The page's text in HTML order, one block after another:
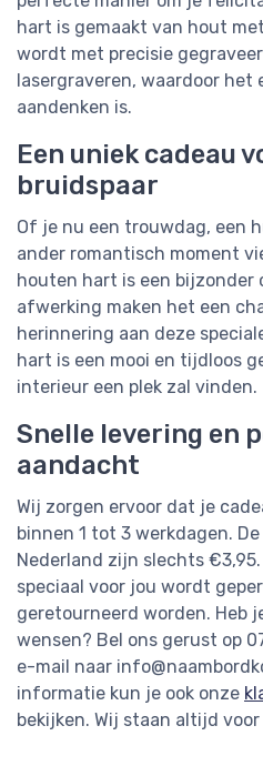
hart is gemaakt van hout
wordt met precisie
lasergraveren, waardoor het
aandenken is.
Een uniek cadeau
bruidspaar
Of je nu een trouwdag, een
ander romantisch moment
houten hart is een bijzonder
afwerking maken het een
herinnering aan deze
hart is een mooi en tijdloos
interieur een plek zal vinden.
Snelle levering en
aandacht
Wij zorgen ervoor dat je
binnen 1 tot 3 werkdagen.
Nederland zijn slechts
speciaal voor jou wordt
geretourneerd worden. Heb
wensen? Bel ons gerust op
e-mail naar
informatie kun je ook onze
bekijken. Wij staan altijd